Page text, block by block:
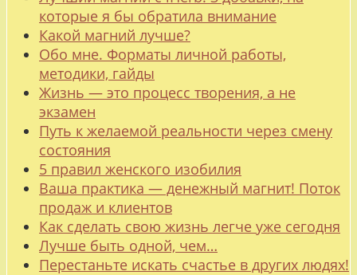
которые я бы обратила внимание
Какой магний лучше?
Обо мне. Форматы личной работы,
методики, гайды
Жизнь — это процесс творения, а не
экзамен
Путь к желаемой реальности через смену
состояния
5 правил женского изобилия
Ваша практика — денежный магнит! Поток
продаж и клиентов
Как сделать свою жизнь легче уже сегодня
Лучше быть одной, чем…
Перестаньте искать счастье в других людях!